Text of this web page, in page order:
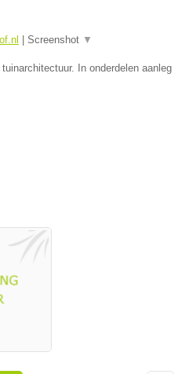
Screenshot ▼
In onderdelen aanleg